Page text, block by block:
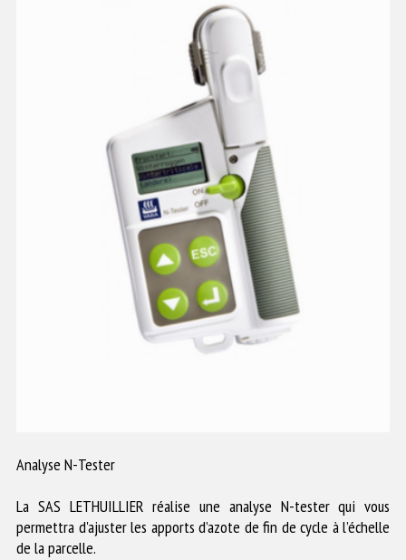
Analyse N-Tester
La SAS LETHUILLIER réalise une analyse N-tester qui vous
permettra d'ajuster les apports d’azote de fin de cycle à l’échelle
de la parcelle.